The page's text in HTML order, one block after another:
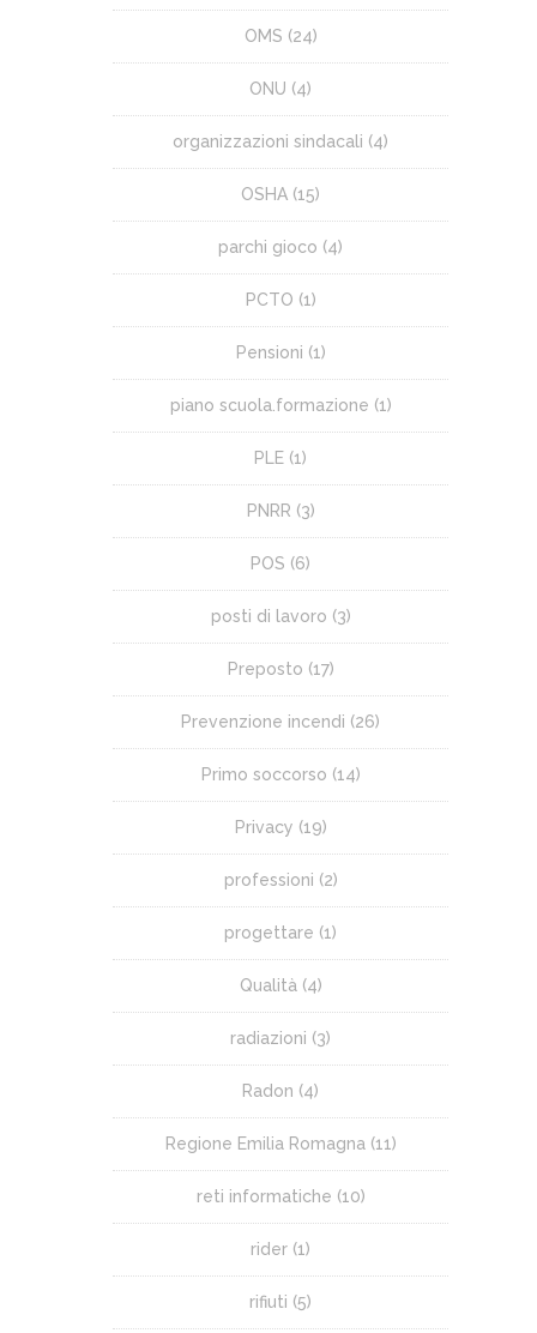
OMS (24)
ONU (4)
organizzazioni sindacali (4)
OSHA (15)
parchi gioco (4)
PCTO (1)
Pensioni (1)
piano scuola.formazione (1)
PLE (1)
PNRR (3)
POS (6)
posti di lavoro (3)
Preposto (17)
Prevenzione incendi (26)
Primo soccorso (14)
Privacy (19)
professioni (2)
progettare (1)
Qualità (4)
radiazioni (3)
Radon (4)
Regione Emilia Romagna (11)
reti informatiche (10)
rider (1)
rifiuti (5)